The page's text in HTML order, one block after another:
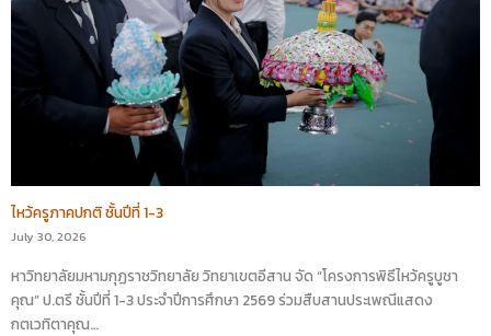
ไหว้ครูภาคปกติ ชั้นปีที่ 1-3
July 30, 2026
หาวิทยาลัยมหามกุฏราชวิทยาลัย วิทยาเขตอีสาน จัด “โครงการพิธีไหว้ครูบูชา
คุณ” ป.ตรี ชั้นปีที่ 1-3 ประจำปีการศึกษา 2569 ร่วมสืบสานประเพณีแสดง
กตเวทิตาคุณ…